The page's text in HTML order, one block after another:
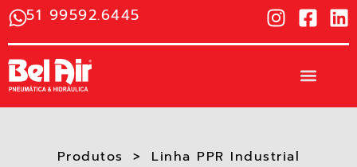
51 99592.6445
Produtos Linha PPR Industrial